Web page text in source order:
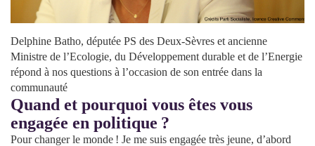
Delphine Batho, députée PS des Deux-Sèvres et ancienne
Ministre de l’Ecologie, du Développement durable et de l’Energie
répond à nos questions à l’occasion de son entrée dans la
communauté
Quand et pourquoi vous êtes vous
engagée en politique ?
Pour changer le monde ! Je me suis engagée très jeune, d’abord